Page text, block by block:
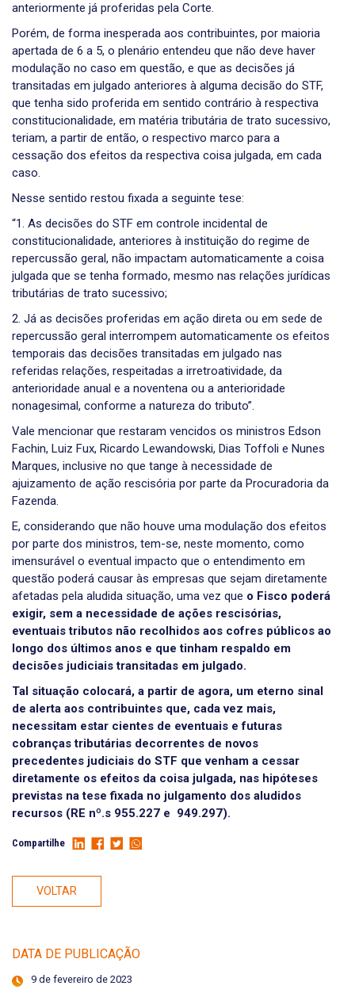
anteriormente já proferidas pela Corte.
Porém, de forma inesperada aos contribuintes, por maioria
apertada de 6 a 5, o plenário entendeu que não deve haver
modulação no caso em questão, e que as decisões já
transitadas em julgado anteriores à alguma decisão do STF,
que tenha sido proferida em sentido contrário à respectiva
constitucionalidade, em matéria tributária de trato sucessivo,
teriam, a partir de então, o respectivo marco para a
cessação dos efeitos da respectiva coisa julgada, em cada
caso.
Nesse sentido restou fixada a seguinte tese:
“1. As decisões do STF em controle incidental de
constitucionalidade, anteriores à instituição do regime de
repercussão geral, não impactam automaticamente a coisa
julgada que se tenha formado, mesmo nas relações jurídicas
tributárias de trato sucessivo;
2. Já as decisões proferidas em ação direta ou em sede de
repercussão geral interrompem automaticamente os efeitos
temporais das decisões transitadas em julgado nas
referidas relações, respeitadas a irretroatividade, da
anterioridade anual e a noventena ou a anterioridade
nonagesimal, conforme a natureza do tributo”.
Vale mencionar que restaram vencidos os ministros Edson
Fachin, Luiz Fux, Ricardo Lewandowski, Dias Toffoli e Nunes
Marques, inclusive no que tange à necessidade de
ajuizamento de ação rescisória por parte da Procuradoria da
Fazenda.
E, considerando que não houve uma modulação dos efeitos
por parte dos ministros, tem-se, neste momento, como
imensurável o eventual impacto que o entendimento em
questão poderá causar às empresas que sejam diretamente
afetadas pela aludida situação, uma vez que o Fisco poderá
exigir, sem a necessidade de ações rescisórias,
eventuais tributos não recolhidos aos cofres públicos ao
longo dos últimos anos e que tinham respaldo em
decisões judiciais transitadas em julgado.
Tal situação colocará, a partir de agora, um eterno sinal
de alerta aos contribuintes que, cada vez mais,
necessitam estar cientes de eventuais e futuras
cobranças tributárias decorrentes de novos
precedentes judiciais do STF que venham a cessar
diretamente os efeitos da coisa julgada, nas hipóteses
previstas na tese fixada no julgamento dos aludidos
recursos (RE nº.s 955.227 e 949.297).
Compartilhe
VOLTAR
DATA DE PUBLICAÇÃO
9 de fevereiro de 2023